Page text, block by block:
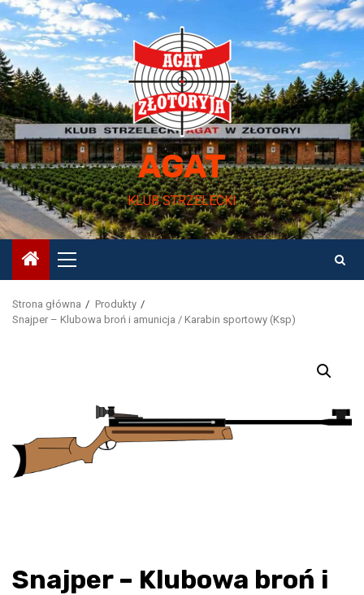
Przejdź
do
treści
AGAT
KLUB STRZELECKI
Menu
główne
Strona główna
Produkty
Snajper – Klubowa broń i amunicja / Karabin sportowy (Ksp)
Snajper – Klubowa broń i